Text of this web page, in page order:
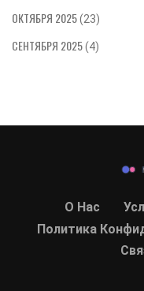
ОКТЯБРЯ 2025(23)
СЕНТЯБРЯ 2025(4)
О Нас
Политика